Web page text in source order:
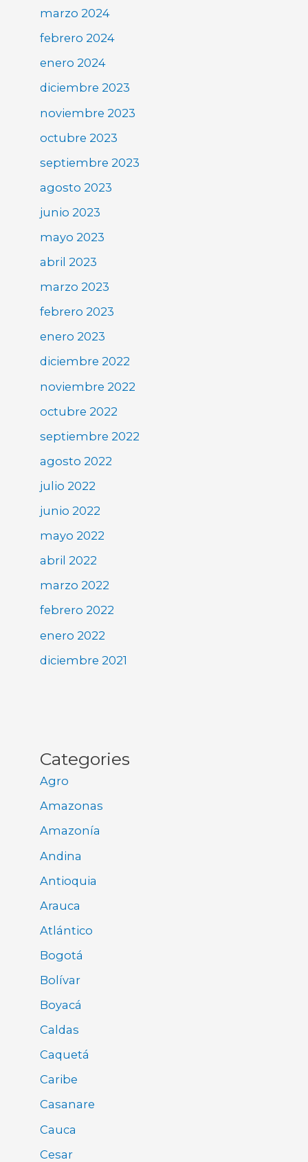
marzo 2024
febrero 2024
enero 2024
diciembre 2023
noviembre 2023
octubre 2023
septiembre 2023
agosto 2023
junio 2023
mayo 2023
abril 2023
marzo 2023
febrero 2023
enero 2023
diciembre 2022
noviembre 2022
octubre 2022
septiembre 2022
agosto 2022
julio 2022
junio 2022
mayo 2022
abril 2022
marzo 2022
febrero 2022
enero 2022
diciembre 2021
Categories
Agro
Amazonas
Amazonía
Andina
Antioquia
Arauca
Atlántico
Bogotá
Bolívar
Boyacá
Caldas
Caquetá
Caribe
Casanare
Cauca
Cesar